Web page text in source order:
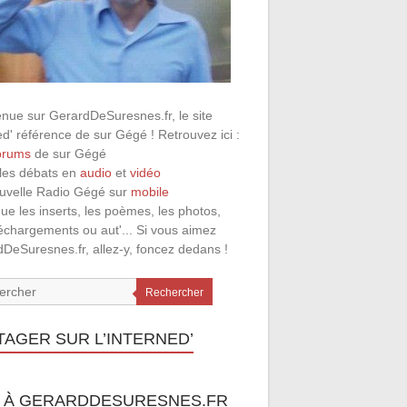
sur GerardDeSuresnes.fr, le site
référence de sur Gégé ! Retrouvez ici :
de sur Gégé
débats enaudio etvidéo
Radio Gégé sur mobile
les inserts, les poèmes, les photos,
ou aut'... Si vous aimez
allez-y, foncez dedans !
Rechercher
SUR L’INTERNED’
GERARDDESURESNES.FR